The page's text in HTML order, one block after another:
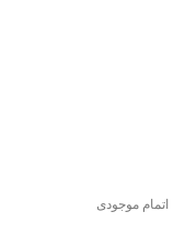
اتمام موجودی